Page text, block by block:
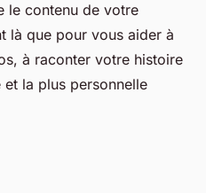
le contenu de votre
là que pour vous aider à
à raconter votre histoire
la plus personnelle